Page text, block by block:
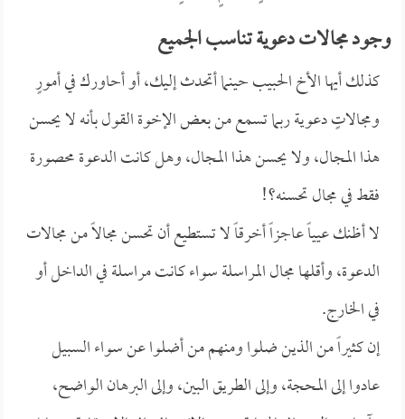
وجود مجالات دعوية تناسب الجميع
كذلك أيها الأخ الحبيب حينما أتحدث إليك، أو أحاورك في أمورٍ
ومجالاتٍ دعوية ربما تسمع من بعض الإخوة القول بأنه لا يحسن
هذا المجال، ولا يحسن هذا المجال، وهل كانت الدعوة محصورة
فقط في مجال تحسنه؟!
لا أظنك عيياً عاجزاً أخرقاً لا تستطيع أن تحسن مجالاً من مجالات
الدعوة، وأقلها مجال المراسلة سواء كانت مراسلة في الداخل أو
في الخارج.
إن كثيراً من الذين ضلوا ومنهم من أضلوا عن سواء السبيل
عادوا إلى المحجة، وإلى الطريق البين، وإلى البرهان الواضح،